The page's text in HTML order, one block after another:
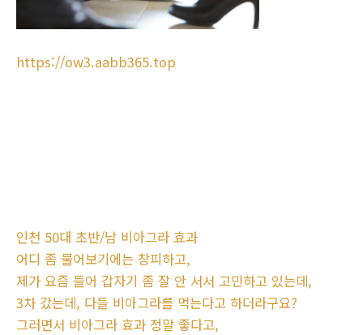
https://ow3.aabb365.top
인천 50대 초반/남 비아그라 효과
어디 좀 물어보기에는 창피하고,
제가 요즘 들어 갑자기 좀 잘 안 서서 고민하고 있는데,
3차 갔는데, 다들 비아그라를 먹는다고 하더라구요?
그러면서 비아그라 효과 정말 좋다고,